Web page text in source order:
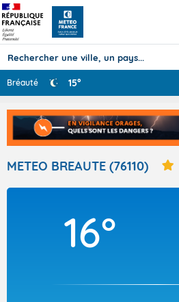
TOUS LES
Bréauté 15°
METEO BREAUTE (76110)
16°